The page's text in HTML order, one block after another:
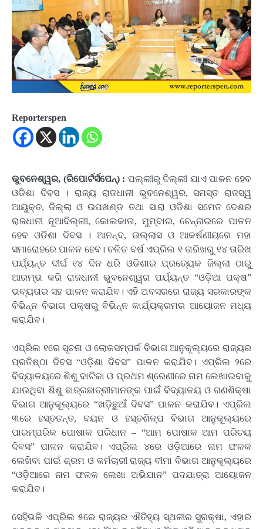
Reporterspen
ଭୁବନେଶ୍ୱର, (ରିପୋର୍ଟର୍ସପେନ୍‌) : ପଲ୍ଲୀରୁ ଦିଲ୍ଲୀ ଯାଏ ପାଳନ ହେବ
ଓଡିଶା ଦିବସ । ରାଜ୍ୟ ରାଜଧାନୀ ଭୁବନେଶ୍ୱର, ସମସ୍ତ ରାଜସ୍ୱ
ଆୟୁକ୍ତ, ଜିଲ୍ଲା ଓ ଉପଖଣ୍ଡ ତଥା ସାରା ଓଡିଶା ସମେତ ଦେଶର
ରାଜଧାନୀ ନୂଆଦିଲ୍ଲୀ, କୋଲକାତା, ମୁମ୍ବାଇ, ଚେନ୍ନାଇରେ ପାଳନ
ହେବ ଓଡିଶା ଦିବସ । ଆନନ୍ଦ, ଉଲ୍ଲାସ ଓ ଆକର୍ଷଣୀୟରେ ମହା
ସମାରୋହରେ ପାଳନ ହେବ। ଚଳିତ ବର୍ଷ ଏପ୍ରିଲ ୧ ତାରିଖରୁ ୧୪ ତାରିଖ
ପର୍ଯ୍ୟନ୍ତ ଦୀର୍ଘ ୧୪ ଦିନ ଧରି ଓଡିଶାର ପ୍ରତ୍ୟେକ ଜିଲ୍ଲା ଠାରୁ
ଆରମ୍ଭ କରି ରାଜଧାନୀ ଭୁବନେଶ୍ୱର ପର୍ଯ୍ୟନ୍ତ “ଓଡ଼ିଆ ପକ୍ଷ”
ଭବ୍ୟତାର ସହ ପାଳନ କରାଯିବ। ଏହି ଅବସରରେ ରାଜ୍ୟ ସରକାରଙ୍କ
ବିଭିନ୍ନ ବିଭାଗ ପକ୍ଷରୁ ବିଭିନ୍ନ କାର୍ଯ୍ୟକ୍ରମର ଆୟୋଜନ ମଧ୍ୟ
କରାଯିବ।
ଏପ୍ରିଲ ୧ରେ ସୂଚନା ଓ ଲୋକସମ୍ପର୍କ ବିଭାଗ ଆନୁକୂଲ୍ୟରେ ରାଜ୍ୟର
ପ୍ରତିଷ୍ଠା ଦିବସ “ଓଡ଼ିଶା ଦିବସ” ପାଳନ କରାଯିବ। ଏପ୍ରିଲ ୨ରେ
ବିଦ୍ୟାଳୟରେ ଶିଶୁ ବାଟିକା ଓ ପ୍ରଥମ ଶ୍ରେଣୀରେ ନାମ ଲେଖାଇବାକୁ
ଯାଉଥିବା ଶିଶୁ ଛାତ୍ରଛାତ୍ରୀମାନଙ୍କ ପାଇଁ ବିଦ୍ୟାଳୟ ଓ ଗଣଶିକ୍ଷା
ବିଭାଗ ଆନୁକୂଲ୍ୟରେ “ଖଡ଼ିଛୁଆଁ ଦିବସ” ପାଳନ କରାଯିବ। ଏପ୍ରିଲ
୩ରେ ହସ୍ତତନ୍ତ, ବୟନ ଓ ହସ୍ତଶିଳ୍ପ ବିଭାଗ ଆନୁକୂଲ୍ୟରେ
ପାରମ୍ପରିକ ପୋଷାକ ପରିଧାନ – “ଆମ ପୋଷାକ ଆମ ପରିଚୟ
ଦିବସ” ପାଳନ କରାଯିବ। ଏପ୍ରିଲ ୪ରେ ଓଡ଼ିଆରେ ନାମ ଫଳକ
ଲେଖିବା ପାଇଁ ଶ୍ରମ ଓ କର୍ମଚାରୀ ରାଜ୍ୟ ବୀମା ବିଭାଗ ଆନୁକୂଲ୍ୟରେ
“ଓଡ଼ିଆରେ ନାମ ଫଳକ ଲେଖା ଅଭିଯାନ” ପଦଯାତ୍ରା ଆୟୋଜନ
କରାଯିବ।
ସେହିଭଳି ଏପ୍ରିଲ ୫ରେ ରାଜ୍ୟର ଐତିହ୍ୟ ସ୍ଥଳୀର ସୁରକ୍ଷା, ଏହାର